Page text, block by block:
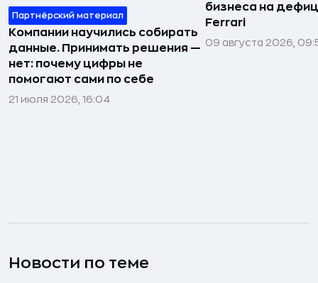
Партнёрский материал
Компании научились собирать
данные. Принимать решения —
нет: почему цифры не
помогают сами по себе
21 июля 2026, 16:04
бизнеса на
Ferrari
09 августа 2026,
Новости по теме